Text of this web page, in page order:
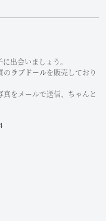
出会いましょう。
のラブドールを販売しており
をメールで送信、ちゃんと